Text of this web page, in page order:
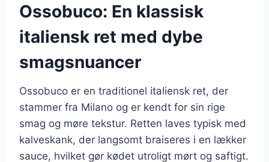
Ossobuco: En klassisk
italiensk ret med dybe
smagsnuancer
Ossobuco er en traditionel italiensk ret, der
stammer fra Milano og er kendt for sin rige
smag og møre tekstur. Retten laves typisk med
kalveskank, der langsomt braiseres i en lækker
sauce, hvilket gør kødet utroligt mørt og saftigt.